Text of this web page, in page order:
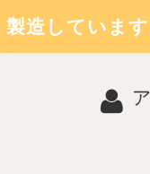
造しています